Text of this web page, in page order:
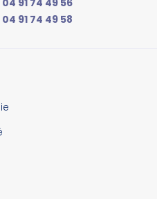
91 74 49 56
91 74 49 58